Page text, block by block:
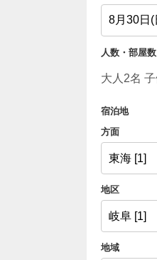
人数・部屋数
宿泊地
方面
地区
地域